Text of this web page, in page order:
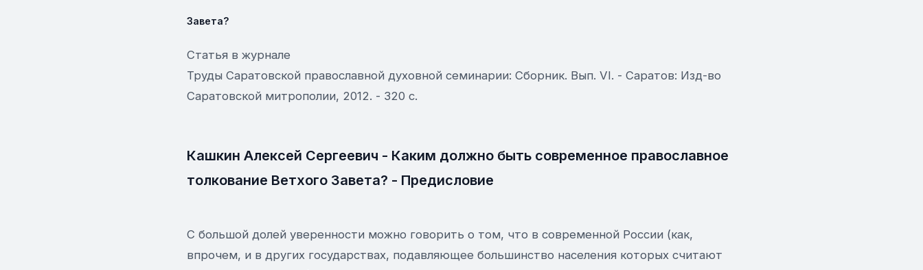
Завета?
Статья в журнале
Труды Саратовской православной духовной семинарии: Сборник. Вып. VI. - Саратов: Изд-во
Саратовской митрополии, 2012. - 320 с.
Кашкин Алексей Сергеевич - Каким должно быть современное православное
толкование Ветхого Завета? - Предисловие
С большой долей уверенности можно говорить о том, что в современной России (как,
впрочем, и в других государствах, подавляющее большинство населения которых считают